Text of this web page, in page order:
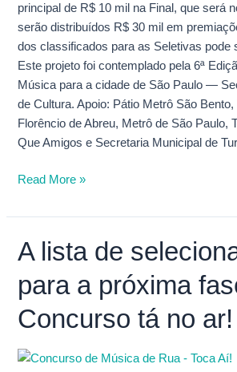
principal de R$ 10 mil na Final, que será
serão distribuídos R$ 30 mil em
dos classificados para as Seletivas pode
Este projeto foi contemplado pela 6ª
Música para a cidade de São Paulo —
de Cultura. Apoio: Pátio Metrô São
Florêncio de Abreu, Metrô de São Paulo,
Que Amigos e Secretaria Municipal de
Read More »
A lista de
para a próxima
Concurso tá no ar!
A
lista
de
selecionados
para
próxima